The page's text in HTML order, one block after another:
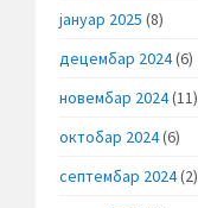
јануар 2025 (8)
децембар 2024(6)
новембар 2024(11)
октобар 2024(6)
септембар 2024(2)